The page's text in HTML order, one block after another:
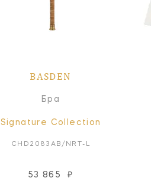
BASDEN
Бра
Signature Collection
CHD2083AB/NRT-L
53 865 ₽